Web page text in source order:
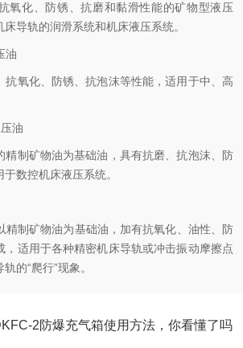
化、防锈、抗磨和黏滑性能的矿物型液压
导轨的润滑系统和机床液压系统。
油
氧化、防锈、抗泡沫等性能，适用于中、高
油
制矿物油为基础油，具有抗磨、抗泡沫、防
数控机床液压系统。
制矿物油为基础油，加有抗氧化、油性、防
，适用于各种精密机床导轨或冲击振动摩擦点
的“爬行”现象。
2防爆充气箱使用方法，你看懂了吗